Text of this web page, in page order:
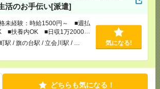
活のお手伝い[派遣]
未経験：時給1500円～ ■週払
■扶養内OK ■日収1万2000円
駅 / 旗の台駅 / 立会川駅 / … 気になる!
どちらも気になる！
＠確定申告書類のデータ入力／週3～
定[派遣]
月収例 147,600円
徒歩13分